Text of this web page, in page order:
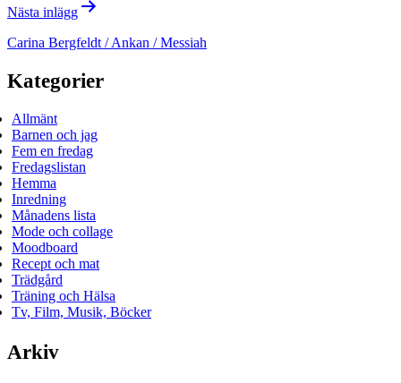
Nästa inlägg
Carina Bergfeldt / Ankan / Messiah
Kategorier
Allmänt
Barnen och jag
Fem en fredag
Fredagslistan
Hemma
Inredning
Månadens lista
Mode och collage
Moodboard
Recept och mat
Trädgård
Träning och Hälsa
Tv, Film, Musik, Böcker
Arkiv